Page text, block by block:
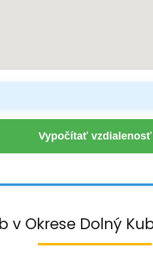
Vypočítať vzdialenosť
v Okrese Dolný